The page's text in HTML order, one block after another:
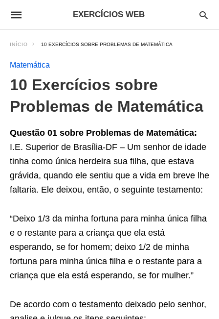
EXERCÍCIOS WEB
INÍCIO 10 EXERCÍCIOS SOBRE PROBLEMAS DE MATEMÁTICA
Matemática
10 Exercícios sobre
Problemas de Matemática
Questão 01 sobre Problemas de Matemática:
I.E. Superior de Brasília-DF – Um senhor de idade
tinha como única herdeira sua filha, que estava
grávida, quando ele sentiu que a vida em breve lhe
faltaria. Ele deixou, então, o seguinte testamento:
“Deixo 1/3 da minha fortuna para minha única filha
e o restante para a criança que ela está
esperando, se for homem; deixo 1/2 de minha
fortuna para minha única filha e o restante para a
criança que ela está esperando, se for mulher.”
De acordo com o testamento deixado pelo senhor,